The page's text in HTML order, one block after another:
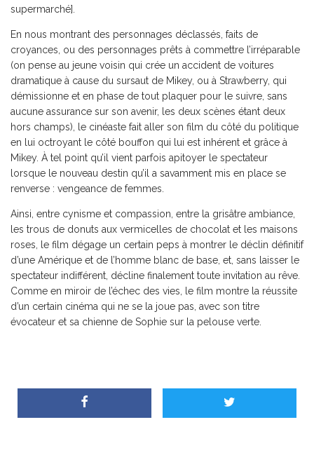
supermarché].
En nous montrant des personnages déclassés, faits de
croyances, ou des personnages prêts à commettre l’irréparable
(on pense au jeune voisin qui crée un accident de voitures
dramatique à cause du sursaut de Mikey, ou à Strawberry, qui
démissionne et en phase de tout plaquer pour le suivre, sans
aucune assurance sur son avenir, les deux scènes étant deux
hors champs), le cinéaste fait aller son film du côté du politique
en lui octroyant le côté bouffon qui lui est inhérent et grâce à
Mikey. À tel point qu’il vient parfois apitoyer le spectateur
lorsque le nouveau destin qu’il a savamment mis en place se
renverse : vengeance de femmes.
Ainsi, entre cynisme et compassion, entre la grisâtre ambiance,
les trous de donuts aux vermicelles de chocolat et les maisons
roses, le film dégage un certain peps à montrer le déclin définitif
d’une Amérique et de l’homme blanc de base, et, sans laisser le
spectateur indifférent, décline finalement toute invitation au rêve.
Comme en miroir de l’échec des vies, le film montre la réussite
d’un certain cinéma qui ne se la joue pas, avec son titre
évocateur et sa chienne de Sophie sur la pelouse verte.